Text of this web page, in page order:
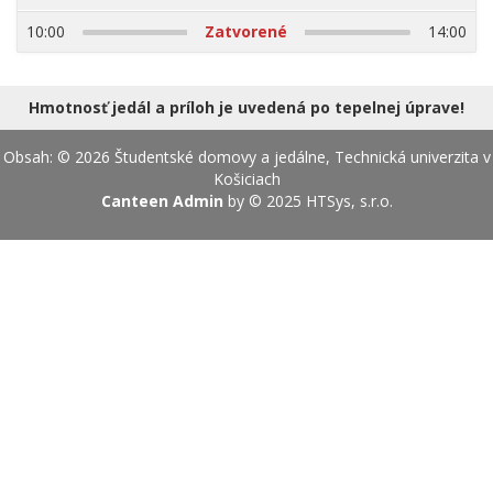
17.08.2026
10:00 Zatvorené 14:00
Hmotnosť jedál a príloh je uvedená po tepelnej úprave!
Obsah: © 2026 Študentské domovy a jedálne, Technická univerzita v
Košiciach
Canteen Admin by © 2025 HTSys, s.r.o.